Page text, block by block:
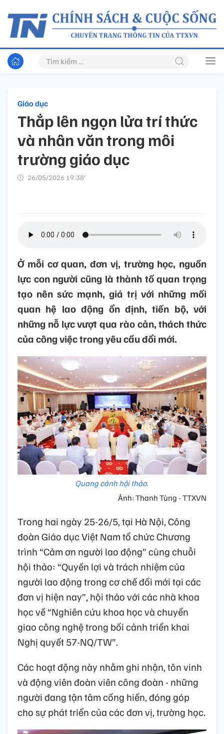
Giáo dục
Thắp lên ngọn lửa trí thức
và nhân văn trong môi
trường giáo dục
26/05/2026 19:38’
Ở mỗi cơ quan, đơn vị, trường học, nguồn
lực con người cũng là thành tố quan trọng
tạo nên sức mạnh, giá trị với những mối
quan hệ lao động ổn định, tiến bộ, với
những nỗ lực vượt qua rào cản, thách thức
của công việc trong yêu cầu đổi mới.
Quang cảnh hội thảo.
Ảnh: Thanh Tùng - TTXVN
Trong hai ngày 25-26/5, tại Hà Nội, Công
đoàn Giáo dục Việt Nam tổ chức Chương
trình “Cảm ơn người lao động” cùng chuỗi
hội thảo: “Quyền lợi và trách nhiệm của
người lao động trong cơ chế đổi mới tại các
đơn vị hiện nay”, hội thảo với các nhà khoa
học về “Nghiên cứu khoa học và chuyển
giao công nghệ trong bối cảnh triển khai
Nghị quyết 57-NQ/TW”.
Các hoạt động này nhằm ghi nhận, tôn vinh
và động viên đoàn viên công đoàn - những
người đang tận tâm cống hiến, đóng góp
cho sự phát triển của các đơn vị, trường học.